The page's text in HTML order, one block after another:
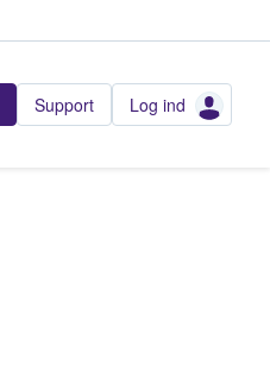
Support Log ind